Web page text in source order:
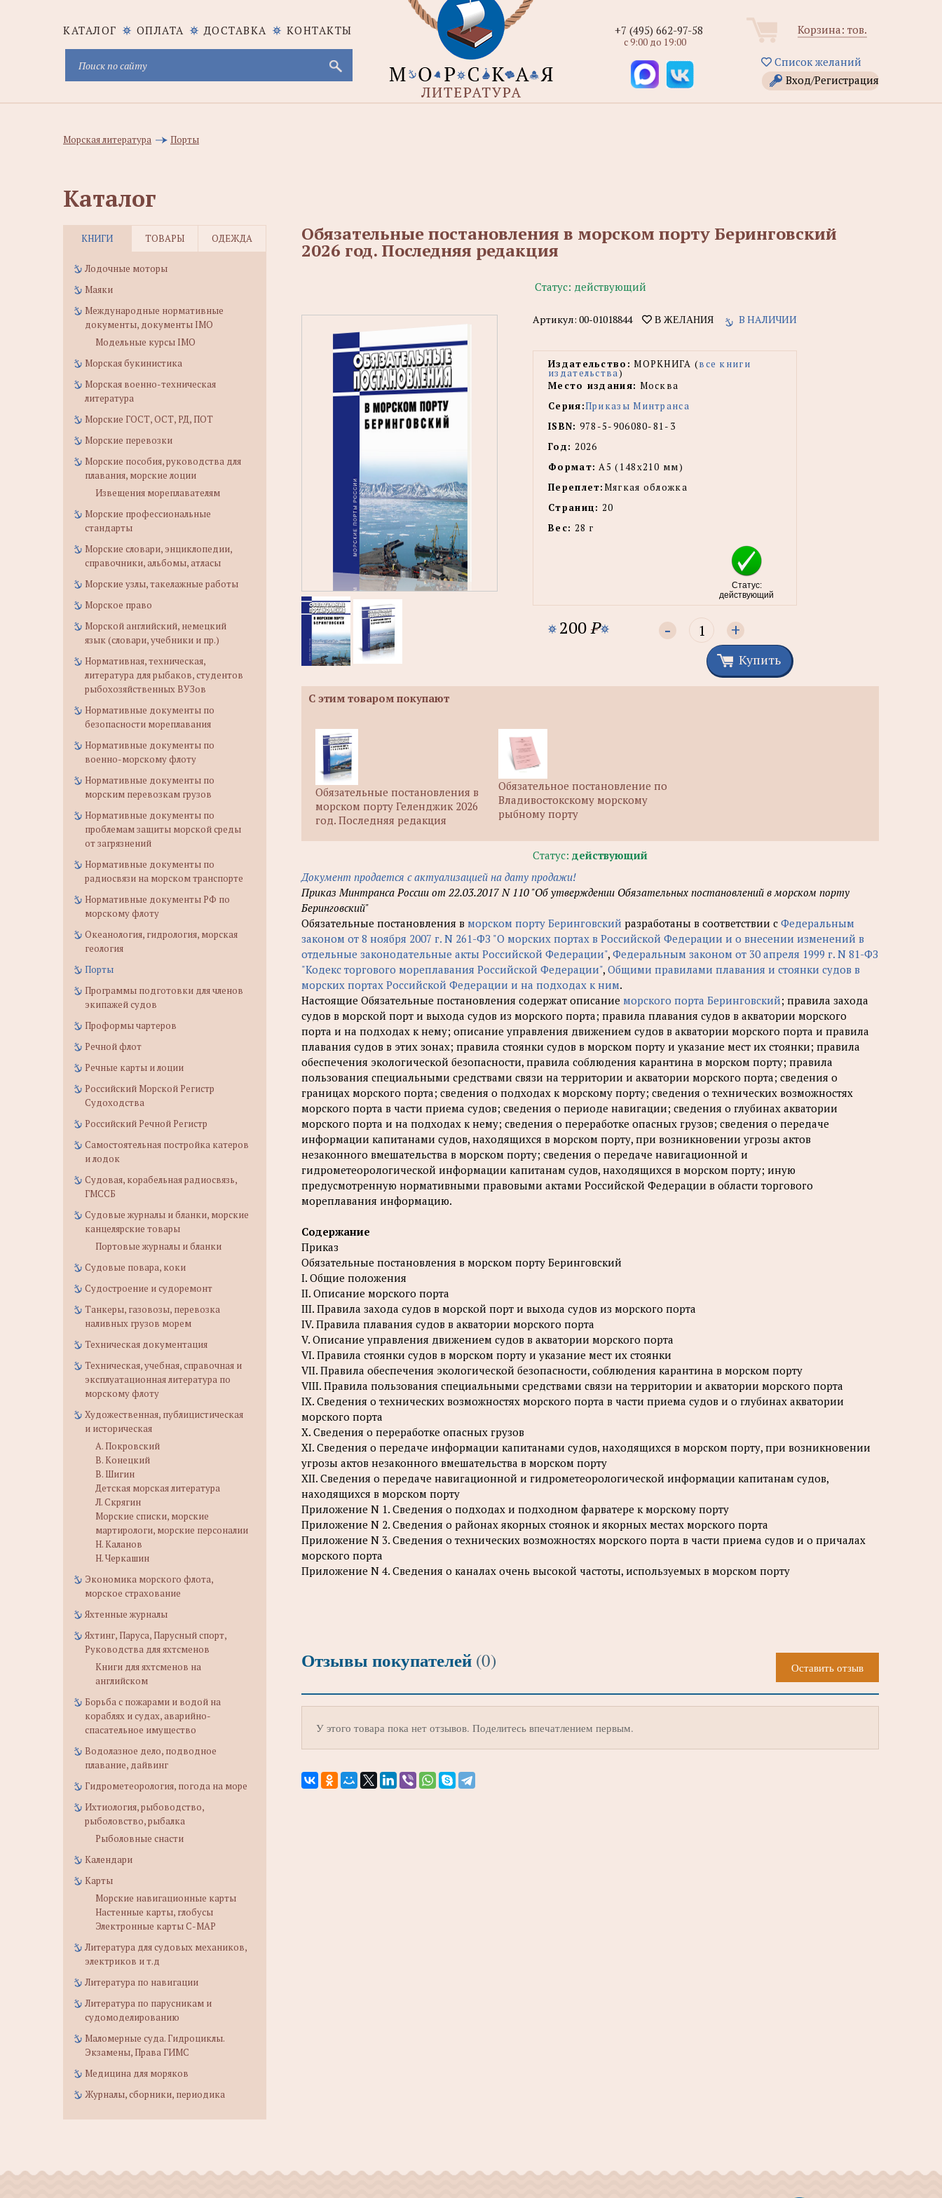
КАТАЛОГ ОПЛАТА ДОСТАВКА КОНТАКТЫ Корзина: тов.
Список желаний
Вход/Регистрация
+7 (495) 662-97-58
с 9:00 до 19:00
Морская литература Порты
Каталог
КНИГИ ТОВАРЫ ОДЕЖДА
Лодочные моторы
Маяки
Международные нормативные
документы, документы IMO
Модельные курсы IMO
Морская букинистика
Морская военно-техническая
литература
Морские ГОСТ, ОСТ, РД, ПОТ
Морские перевозки
Морские пособия, руководства для
плавания, морские лоции
Извещения мореплавателям
Морские профессиональные
стандарты
Морские словари, энциклопедии,
справочники, альбомы, атласы
Морские узлы, такелажные работы
Морское право
Морской английский, немецкий
язык (словари, учебники и пр.)
Нормативная, техническая,
литература для рыбаков, студентов
рыбохозяйственных ВУЗов
Нормативные документы по
безопасности мореплавания
Нормативные документы по
военно-морскому флоту
Нормативные документы по
морским перевозкам грузов
Нормативные документы по
проблемам защиты морской среды
от загрязнений
Нормативные документы по
радиосвязи на морском транспорте
Нормативные документы РФ по
морскому флоту
Океанология, гидрология, морская
геология
Порты
Программы подготовки для членов
экипажей судов
Проформы чартеров
Речной флот
Речные карты и лоции
Российский Морской Регистр
Судоходства
Российский Речной Регистр
Самостоятельная постройка катеров
и лодок
Судовая, корабельная радиосвязь,
ГМССБ
Судовые журналы и бланки, морские
канцелярские товары
Портовые журналы и бланки
Судовые повара, коки
Судостроение и судоремонт
Танкеры, газовозы, перевозка
наливных грузов морем
Техническая документация
Техническая, учебная, справочная и
эксплуатационная литература по
морскому флоту
Художественная, публицистическая
и историческая
А. Покровский
В. Конецкий
В. Шигин
Детская морская литература
Л. Скрягин
Морские списки, морские
мартирологи, морские персоналии
Н. Каланов
Н. Черкашин
Экономика морского флота,
морское страхование
Яхтенные журналы
Яхтинг, Паруса, Парусный спорт,
Руководства для яхтсменов
Книги для яхтсменов на
английском
Борьба с пожарами и водой на
кораблях и судах, аварийно-
спасательное имущество
Водолазное дело, подводное
плавание, дайвинг
Гидрометеорология, погода на море
Ихтиология, рыбоводство,
рыболовство, рыбалка
Рыболовные снасти
Календари
Карты
Морские навигационные карты
Настенные карты, глобусы
Электронные карты C-MAP
Литература для судовых механиков,
электриков и т.д
Литература по навигации
Литература по парусникам и
судомоделированию
Маломерные суда. Гидроциклы.
Экзамены, Права ГИМС
Медицина для моряков
Журналы, сборники, периодика
Обязательные постановления в морском порту Беринговский
2026 год. Последняя редакция
Статус: действующий
Артикул: 00-01018844 В ЖЕЛАНИЯ В НАЛИЧИИ
Издательство: МОРКНИГА (все книги
издательства)
Место издания: Москва
Серия:Приказы Минтранса
ISBN: 978-5-906080-81-3
Год: 2026
Формат: А5 (148x210 мм)
Переплет:Мягкая обложка
Страниц: 20
Вес: 28 г
Статус:
действующий
200P - +
Купить
С этим товаром покупают
Обязательные постановления в
морском порту Геленджик 2026
год. Последняя редакция
Обязательное постановление по
Владивостокскому морскому
рыбному порту
Статус: действующий
Документ продается с актуализацией на дату продажи!
Приказ Минтранса России от 22.03.2017 N 110 "Об утверждении Обязательных постановлений в морском порту
Беринговский"
Обязательные постановления в морском порту Беринговский разработаны в соответствии с Федеральным
законом от 8 ноября 2007 г. N 261-ФЗ "О морских портах в Российской Федерации и о внесении изменений в
отдельные законодательные акты Российской Федерации", Федеральным законом от 30 апреля 1999 г. N 81-ФЗ
"Кодекс торгового мореплавания Российской Федерации", Общими правилами плавания и стоянки судов в
морских портах Российской Федерации и на подходах к ним.
Настоящие Обязательные постановления содержат описание морского порта Беринговский; правила захода
судов в морской порт и выхода судов из морского порта; правила плавания судов в акватории морского
порта и на подходах к нему; описание управления движением судов в акватории морского порта и правила
плавания судов в этих зонах; правила стоянки судов в морском порту и указание мест их стоянки; правила
обеспечения экологической безопасности, правила соблюдения карантина в морском порту; правила
пользования специальными средствами связи на территории и акватории морского порта; сведения о
границах морского порта; сведения о подходах к морскому порту; сведения о технических возможностях
морского порта в части приема судов; сведения о периоде навигации; сведения о глубинах акватории
морского порта и на подходах к нему; сведения о переработке опасных грузов; сведения о передаче
информации капитанами судов, находящихся в морском порту, при возникновении угрозы актов
незаконного вмешательства в морском порту; сведения о передаче навигационной и
гидрометеорологической информации капитанам судов, находящихся в морском порту; иную
предусмотренную нормативными правовыми актами Российской Федерации в области торгового
мореплавания информацию.
Содержание
Приказ
Обязательные постановления в морском порту Беринговский
I. Общие положения
II. Описание морского порта
III. Правила захода судов в морской порт и выхода судов из морского порта
IV. Правила плавания судов в акватории морского порта
V. Описание управления движением судов в акватории морского порта
VI. Правила стоянки судов в морском порту и указание мест их стоянки
VII. Правила обеспечения экологической безопасности, соблюдения карантина в морском порту
VIII. Правила пользования специальными средствами связи на территории и акватории морского порта
IX. Сведения о технических возможностях морского порта в части приема судов и о глубинах акватории
морского порта
X. Сведения о переработке опасных грузов
XI. Сведения о передаче информации капитанами судов, находящихся в морском порту, при возникновении
угрозы актов незаконного вмешательства в морском порту
XII. Сведения о передаче навигационной и гидрометеорологической информации капитанам судов,
находящихся в морском порту
Приложение N 1. Сведения о подходах и подходном фарватере к морскому порту
Приложение N 2. Сведения о районах якорных стоянок и якорных местах морского порта
Приложение N 3. Сведения о технических возможностях морского порта в части приема судов и о причалах
морского порта
Приложение N 4. Сведения о каналах очень высокой частоты, используемых в морском порту
Отзывы покупателей (0) Оставить отзыв
У этого товара пока нет отзывов. Поделитесь впечатлением первым.